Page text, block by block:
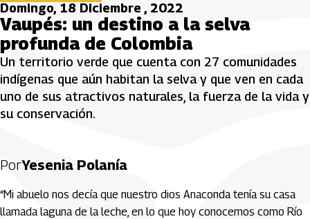
Domingo, 18 Diciembre , 2022
Vaupés: un destino a la selva
profunda de Colombia
Un territorio verde que cuenta con 27 comunidades
indígenas que aún habitan la selva y que ven en cada
uno de sus atractivos naturales, la fuerza de la vida y
su conservación.
PorYesenia Polanía
“Mi abuelo nos decía que nuestro dios Anaconda tenía su casa
llamada laguna de la leche, en lo que hoy conocemos como Río